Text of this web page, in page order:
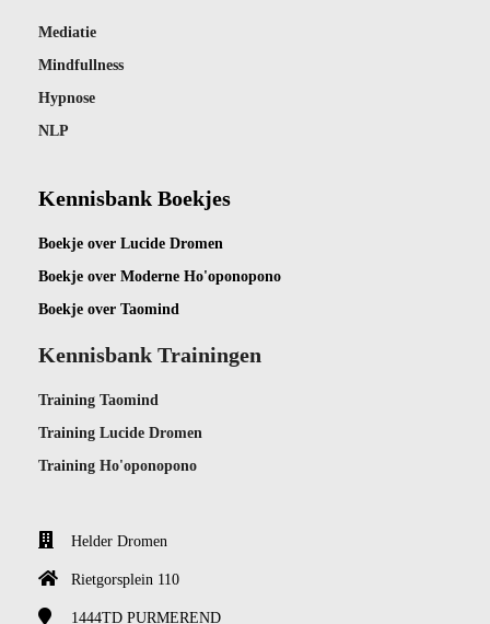
Mediatie
Mindfullness
Hypnose
NLP
Kennisbank Boekjes
Boekje over Lucide Dromen
Boekje over Moderne Ho'oponopono
Boekje over Taomind
Kennisbank Trainingen
Training Taomind
Training Lucide Dromen
Training Ho'oponopono
Helder Dromen
Rietgorsplein 110
1444TD PURMEREND